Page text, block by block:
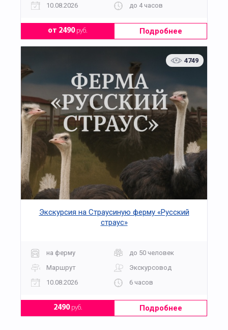
10.08.2026
до 4 часов
от 2490руб. Подробнее
4749
Экскурсия на Страусиную ферму «Русский
страус»
на ферму
до 50 человек
Маршрут
Экскурсовод
10.08.2026
6 часов
2490руб. Подробнее